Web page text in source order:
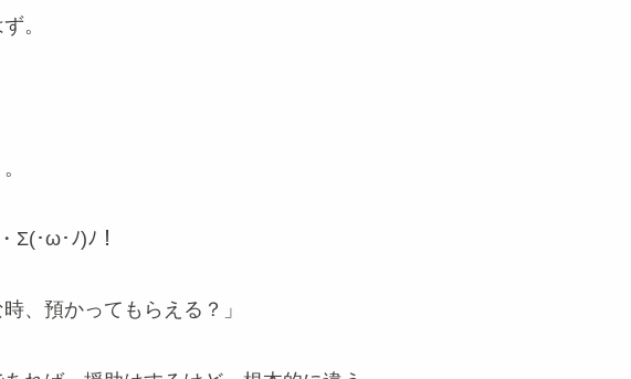
。
Σ(･ω･ﾉ)ﾉ！
、預かってもらえる？」